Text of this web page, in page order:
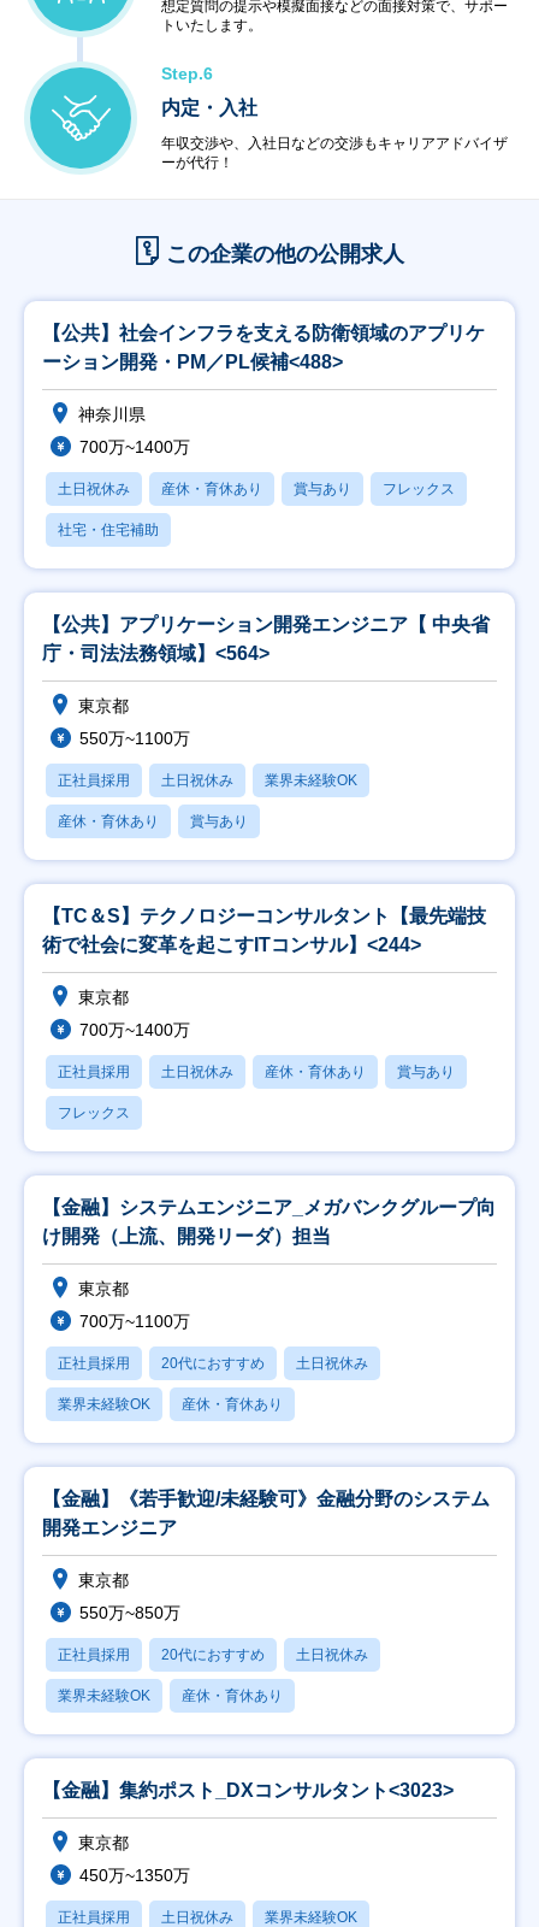
想定質問の提示や模擬面接などの面接対策で、サポー
トいたします。
Step.6
内定・入社
年収交渉や、入社日などの交渉もキャリアアドバイザ
ーが代行！
この企業の他の公開求人
【公共】社会インフラを支える防衛領域のアプリケ
ーション開発・PM／PL候補<488>
神奈川県
700万~1400万
土日祝休み 産休・育休あり 賞与あり フレックス
社宅・住宅補助
【公共】アプリケーション開発エンジニア【 中央省
庁・司法法務領域】<564>
東京都
550万~1100万
正社員採用 土日祝休み 業界未経験OK
産休・育休あり 賞与あり
【TC＆S】テクノロジーコンサルタント【最先端技
術で社会に変革を起こすITコンサル】<244>
東京都
700万~1400万
正社員採用 土日祝休み 産休・育休あり 賞与あり
フレックス
【金融】システムエンジニア_メガバンクグループ向
け開発（上流、開発リーダ）担当
東京都
700万~1100万
正社員採用 20代におすすめ 土日祝休み
業界未経験OK 産休・育休あり
【金融】《若手歓迎/未経験可》金融分野のシステム
開発エンジニア
東京都
550万~850万
正社員採用 20代におすすめ 土日祝休み
業界未経験OK 産休・育休あり
【金融】集約ポスト_DXコンサルタント<3023>
東京都
450万~1350万
正社員採用 土日祝休み 業界未経験OK